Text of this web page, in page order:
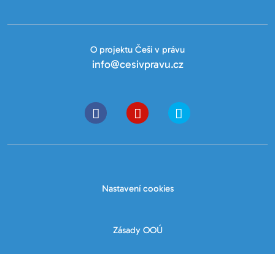
O projektu Češi v právu
info@cesivpravu.cz
Nastavení cookies
Zásady OOÚ